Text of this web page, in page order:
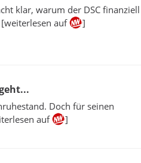
klar, warum der DSC finanziell
auf
]
Doch für seinen
auf
]